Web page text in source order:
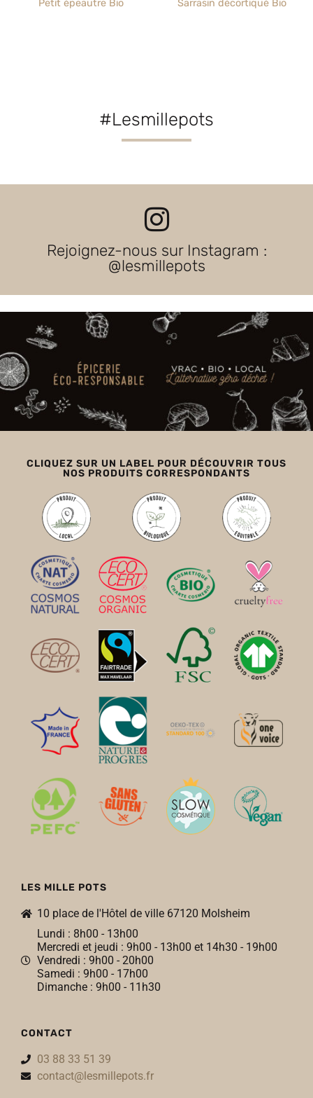
Petit épeautre Bio Sarrasin décortiqué Bio
#Lesmillepots
Rejoignez-nous sur Instagram :
@lesmillepots
CLIQUEZ SUR UN LABEL POUR DÉCOUVRIR TOUS
NOS PRODUITS CORRESPONDANTS
LES MILLE POTS
10 place de l'Hôtel de ville 67120 Molsheim
Lundi : 8h00 - 13h00
Mercredi et jeudi : 9h00 - 13h00 et 14h30 - 19h00
Vendredi : 9h00 - 20h00
Samedi : 9h00 - 17h00
Dimanche : 9h00 - 11h30
CONTACT
03 88 33 51 39
contact@lesmillepots.fr